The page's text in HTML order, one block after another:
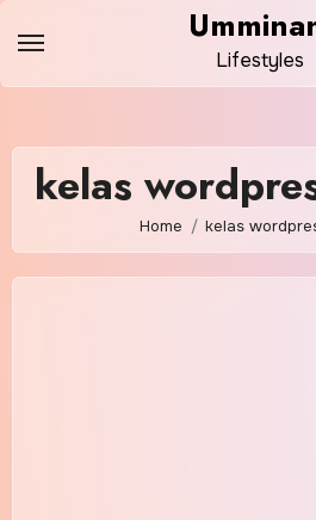
content
Lifestyles
kelas
Home kelas